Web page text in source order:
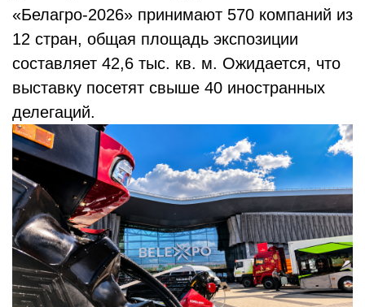
«Белагро-2026» принимают 570 компаний из
12 стран, общая площадь экспозиции
составляет 42,6 тыс. кв. м. Ожидается, что
выставку посетят свыше 40 иностранных
делегаций.